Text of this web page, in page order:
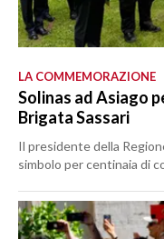
LA COMMEMORAZIONE
Solinas ad Asiago
Brigata Sassari
Il presidente della
simbolo per centinaia di